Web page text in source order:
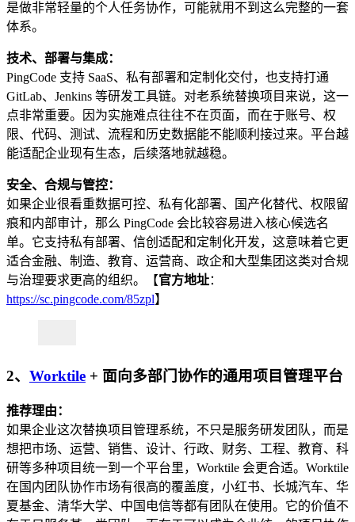
是做非常轻量的个人任务协作，可能就用不到这么完整的一套
体系。
技术、部署与集成：
PingCode 支持 SaaS、私有部署和定制化交付，也支持打通
GitLab、Jenkins 等研发工具链。对老系统替换项目来说，这一
点非常重要。因为实施难点往往不在页面，而在于账号、权
限、代码、测试、流程和历史数据能不能顺利接过来。平台越
能适配企业现有生态，后续落地就越稳。
安全、合规与管控：
如果企业很看重数据可控、私有化部署、国产化替代、权限留
痕和内部审计，那么 PingCode 会比较容易进入核心候选名
单。它支持私有部署、信创适配和定制化开发，这意味着它更
适合金融、制造、教育、运营商、政企和大型集团这类对合规
与治理要求更高的组织。【官方地址：
https://sc.pingcode.com/85zpl】
2、 Worktile + 面向多部门协作的通用项目管理平台
推荐理由：
如果企业这次替换项目管理系统，不只是服务研发团队，而是
想把市场、运营、销售、设计、行政、财务、工程、教育、科
研等多种项目统一到一个平台里，Worktile 会更合适。Worktile
在国内团队协作市场有很高的覆盖度，小红书、长城汽车、华
夏基金、清华大学、中国电信等都有团队在使用。它的价值不